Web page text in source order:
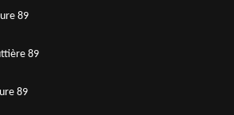
89
89
89